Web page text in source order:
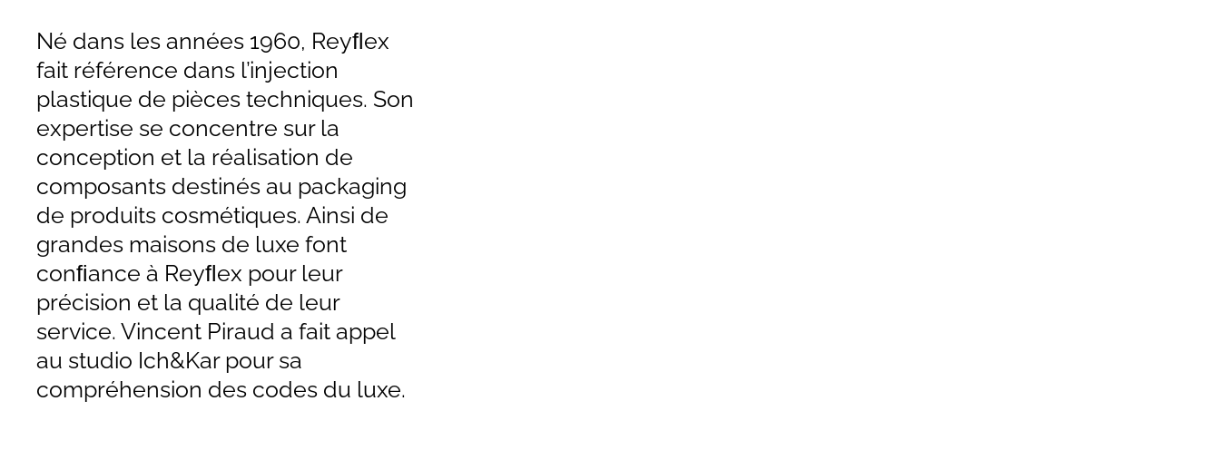
Né dans les années 1960, Reyﬂex
fait référence dans l’injection
plastique de pièces techniques. Son
expertise se concentre sur la
conception et la réalisation de
composants destinés au packaging
de produits cosmétiques. Ainsi de
grandes maisons de luxe font
conﬁance à Reyﬂex pour leur
précision et la qualité de leur
service. Vincent Piraud a fait appel
au studio Ich&Kar pour sa
compréhension des codes du luxe.